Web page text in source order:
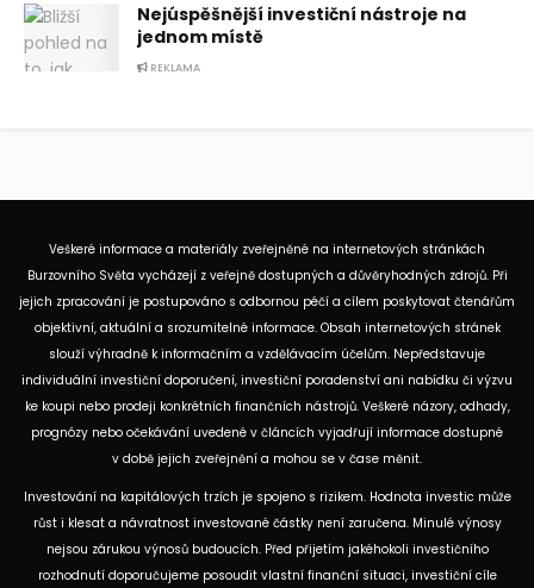
Nejúspěšnější investiční nástroje na
jednom místě
REKLAMA
Veškeré informace a materiály zveřejněné na internetových stránkách
Burzovního Světa vycházejí z veřejně dostupných a důvěryhodných zdrojů. Při
jejich zpracování je postupováno s odbornou péčí a cílem poskytovat čtenářům
objektivní, aktuální a srozumitelné informace. Obsah internetových stránek
slouží výhradně k informačním a vzdělávacím účelům. Nepředstavuje
individuální investiční doporučení, investiční poradenství ani nabídku či výzvu
ke koupi nebo prodeji konkrétních finančních nástrojů. Veškeré názory, odhady,
prognózy nebo očekávání uvedené v článcích vyjadřují informace dostupné
v době jejich zveřejnění a mohou se v čase měnit.
Investování na kapitálových trzích je spojeno s rizikem. Hodnota investic může
růst i klesat a návratnost investované částky není zaručena. Minulé výnosy
nejsou zárukou výnosů budoucích. Před přijetím jakéhokoli investičního
rozhodnutí doporučujeme posoudit vlastní finanční situaci, investiční cíle